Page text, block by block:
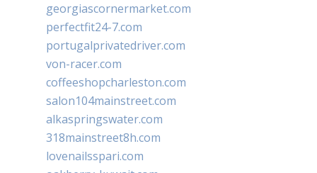
georgiascornermarket.com
perfectfit24-7.com
portugalprivatedriver.com
von-racer.com
coffeeshopcharleston.com
salon104mainstreet.com
alkaspringswater.com
318mainstreet8h.com
lovenailsspari.com